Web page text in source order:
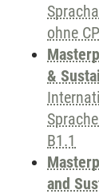
ohne
&
B1.1
and